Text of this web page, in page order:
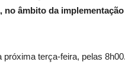
no âmbito da
terça-feira, pelas 8h00.